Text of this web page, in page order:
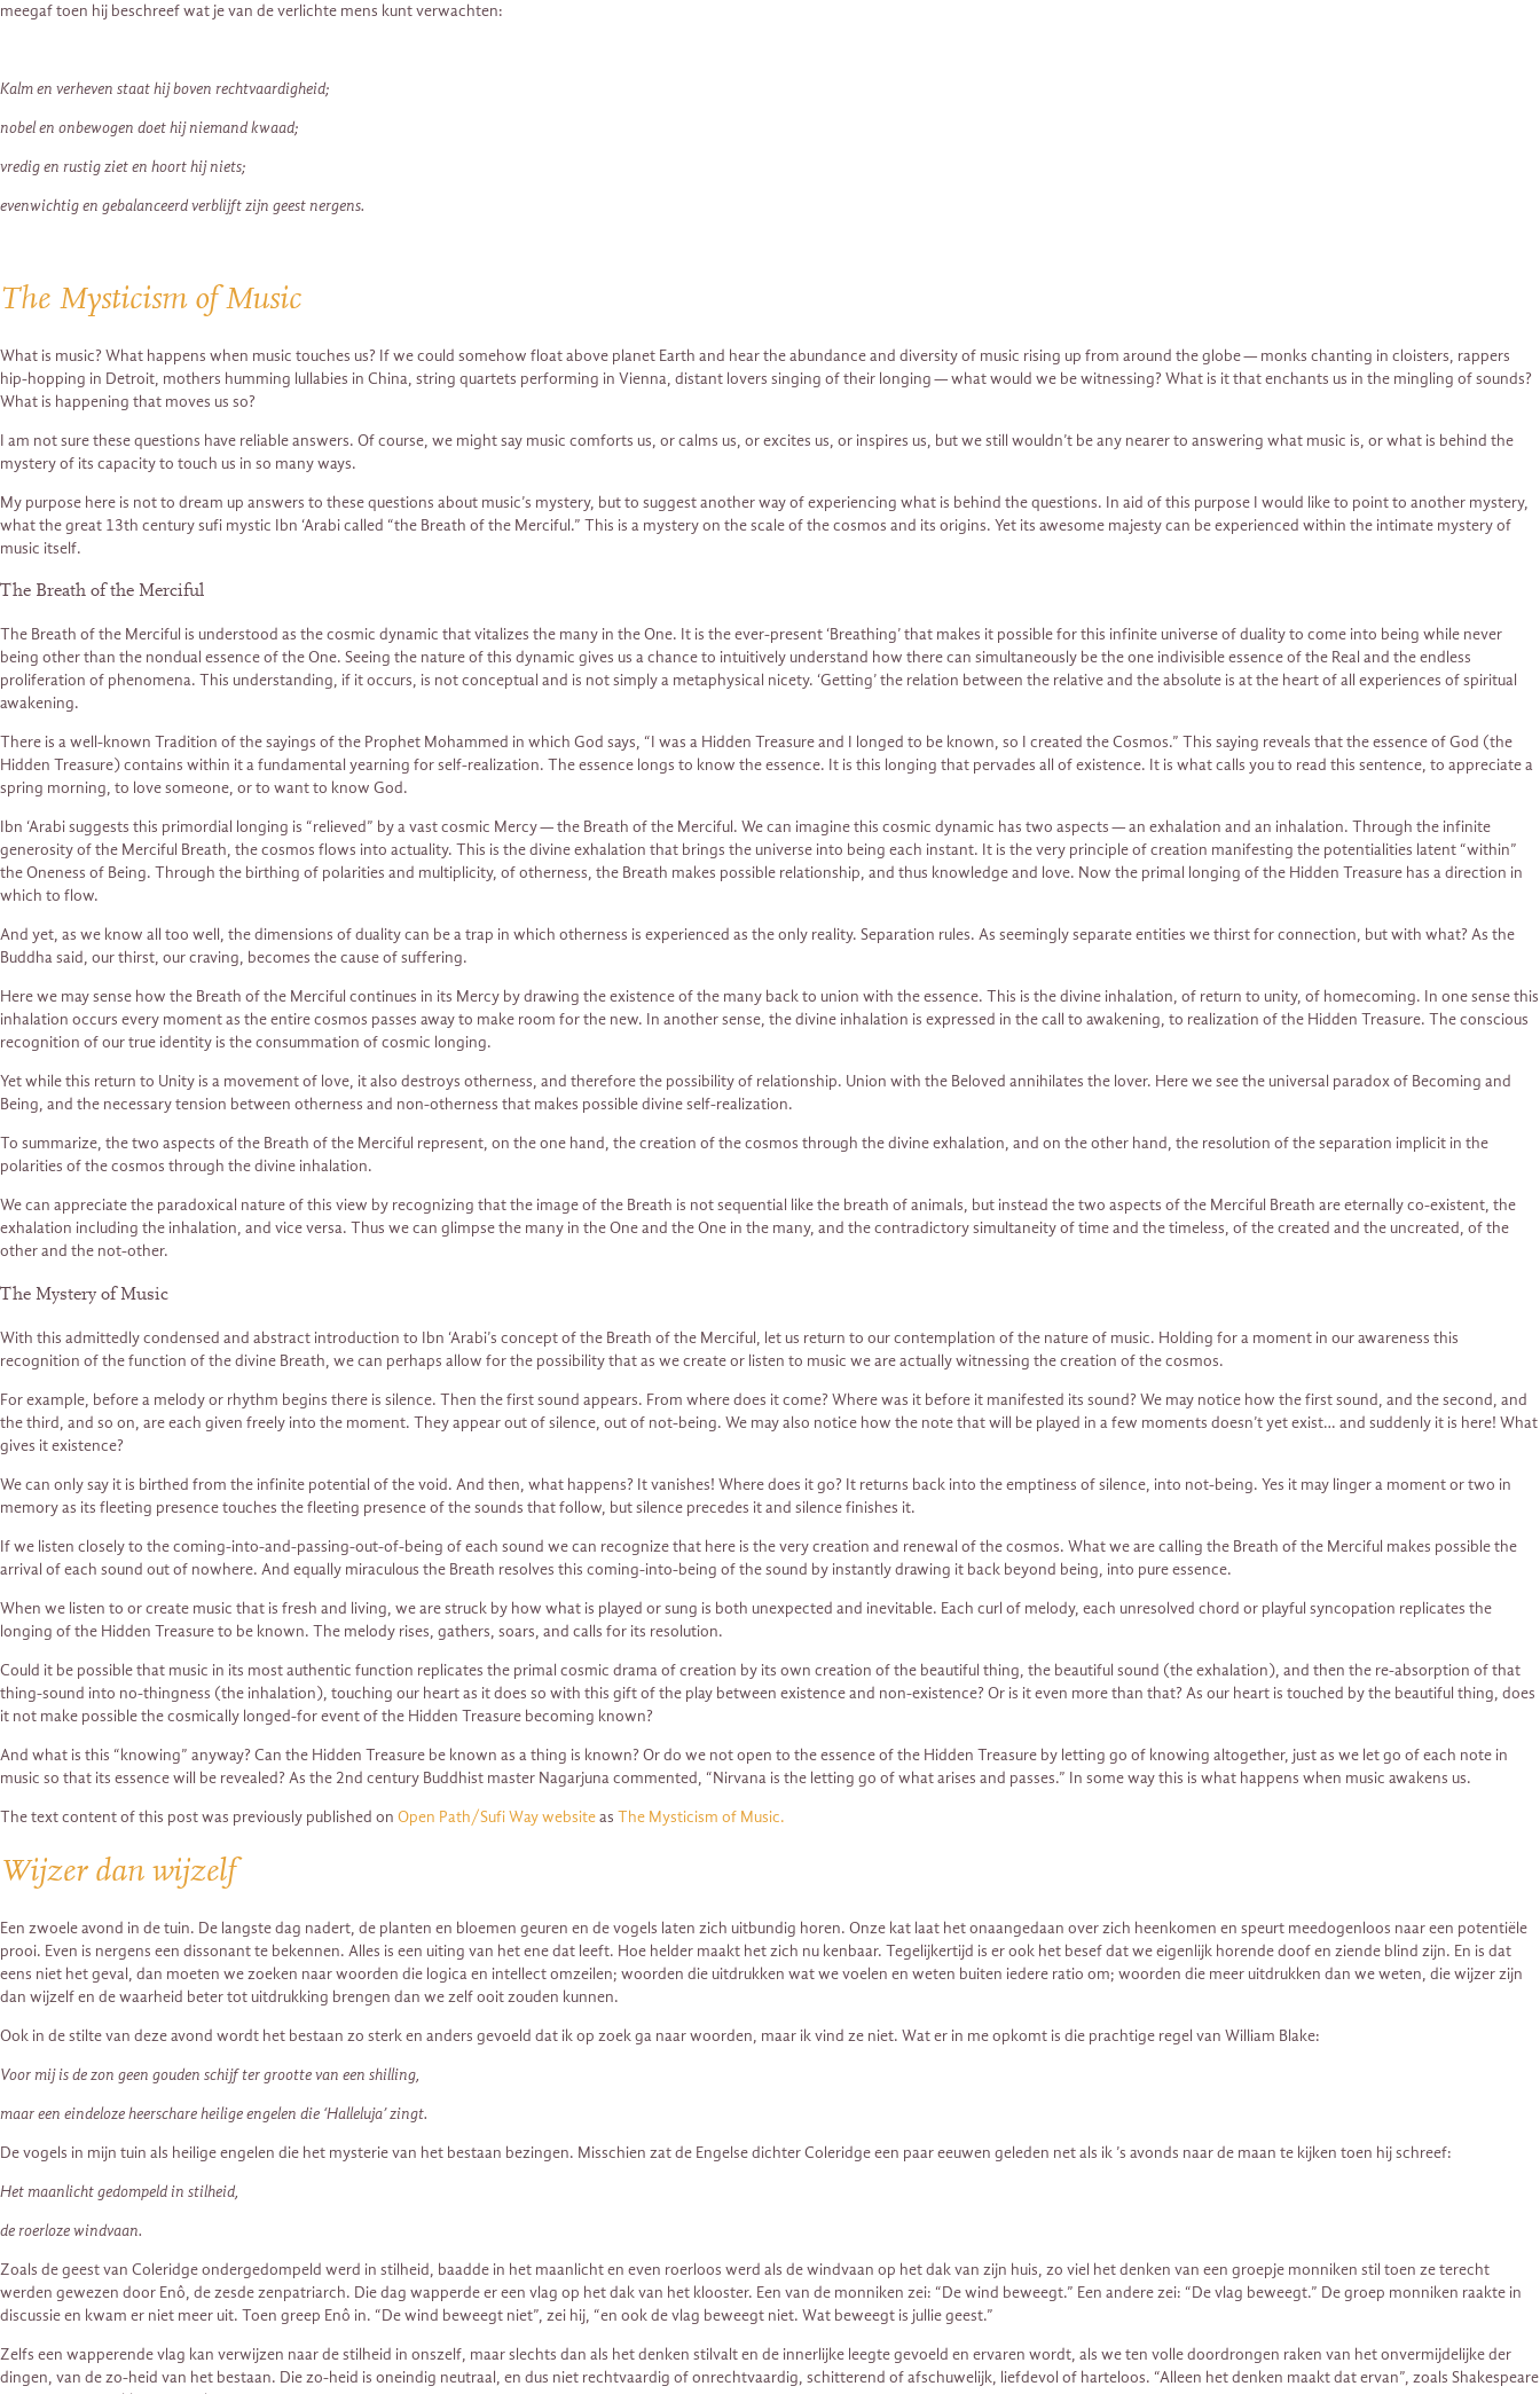
meegaf toen hij beschreef wat je van de verlichte mens kunt verwachten:
Kalm en verheven staat hij boven rechtvaardigheid;
nobel en onbewogen doet hij niemand kwaad;
vredig en rustig ziet en hoort hij niets;
evenwichtig en gebalanceerd verblijft zijn geest nergens.
The Mysticism of Music
What is music? What happens when music touches us? If we could somehow float above planet Earth and hear the abundance and diversity of music rising up from around the globe — monks chanting in cloisters, rappers
hip-hopping in Detroit, mothers humming lullabies in China, string quartets performing in Vienna, distant lovers singing of their longing — what would we be witnessing? What is it that enchants us in the mingling of sounds?
What is happening that moves us so?
I am not sure these questions have reliable answers. Of course, we might say music comforts us, or calms us, or excites us, or inspires us, but we still wouldn’t be any nearer to answering what music is, or what is behind the
mystery of its capacity to touch us in so many ways.
My purpose here is not to dream up answers to these questions about music’s mystery, but to suggest another way of experiencing what is behind the questions. In aid of this purpose I would like to point to another mystery,
what the great 13th century sufi mystic Ibn ‘Arabi called “the Breath of the Merciful.” This is a mystery on the scale of the cosmos and its origins. Yet its awesome majesty can be experienced within the intimate mystery of
music itself.
The Breath of the Merciful
The Breath of the Merciful is understood as the cosmic dynamic that vitalizes the many in the One. It is the ever-present ‘Breathing’ that makes it possible for this infinite universe of duality to come into being while never
being other than the nondual essence of the One. Seeing the nature of this dynamic gives us a chance to intuitively understand how there can simultaneously be the one indivisible essence of the Real and the endless
proliferation of phenomena. This understanding, if it occurs, is not conceptual and is not simply a metaphysical nicety. ‘Getting’ the relation between the relative and the absolute is at the heart of all experiences of spiritual
awakening.
There is a well-known Tradition of the sayings of the Prophet Mohammed in which God says, “I was a Hidden Treasure and I longed to be known, so I created the Cosmos.” This saying reveals that the essence of God (the
Hidden Treasure) contains within it a fundamental yearning for self-realization. The essence longs to know the essence. It is this longing that pervades all of existence. It is what calls you to read this sentence, to appreciate a
spring morning, to love someone, or to want to know God.
Ibn ‘Arabi suggests this primordial longing is “relieved” by a vast cosmic Mercy — the Breath of the Merciful. We can imagine this cosmic dynamic has two aspects — an exhalation and an inhalation. Through the infinite
generosity of the Merciful Breath, the cosmos flows into actuality. This is the divine exhalation that brings the universe into being each instant. It is the very principle of creation manifesting the potentialities latent “within”
the Oneness of Being. Through the birthing of polarities and multiplicity, of otherness, the Breath makes possible relationship, and thus knowledge and love. Now the primal longing of the Hidden Treasure has a direction in
which to flow.
And yet, as we know all too well, the dimensions of duality can be a trap in which otherness is experienced as the only reality. Separation rules. As seemingly separate entities we thirst for connection, but with what? As the
Buddha said, our thirst, our craving, becomes the cause of suffering.
Here we may sense how the Breath of the Merciful continues in its Mercy by drawing the existence of the many back to union with the essence. This is the divine inhalation, of return to unity, of homecoming. In one sense this
inhalation occurs every moment as the entire cosmos passes away to make room for the new. In another sense, the divine inhalation is expressed in the call to awakening, to realization of the Hidden Treasure. The conscious
recognition of our true identity is the consummation of cosmic longing.
Yet while this return to Unity is a movement of love, it also destroys otherness, and therefore the possibility of relationship. Union with the Beloved annihilates the lover. Here we see the universal paradox of Becoming and
Being, and the necessary tension between otherness and non-otherness that makes possible divine self-realization.
To summarize, the two aspects of the Breath of the Merciful represent, on the one hand, the creation of the cosmos through the divine exhalation, and on the other hand, the resolution of the separation implicit in the
polarities of the cosmos through the divine inhalation.
We can appreciate the paradoxical nature of this view by recognizing that the image of the Breath is not sequential like the breath of animals, but instead the two aspects of the Merciful Breath are eternally co-existent, the
exhalation including the inhalation, and vice versa. Thus we can glimpse the many in the One and the One in the many, and the contradictory simultaneity of time and the timeless, of the created and the uncreated, of the
other and the not-other.
The Mystery of Music
With this admittedly condensed and abstract introduction to Ibn ‘Arabi’s concept of the Breath of the Merciful, let us return to our contemplation of the nature of music. Holding for a moment in our awareness this
recognition of the function of the divine Breath, we can perhaps allow for the possibility that as we create or listen to music we are actually witnessing the creation of the cosmos.
For example, before a melody or rhythm begins there is silence. Then the first sound appears. From where does it come? Where was it before it manifested its sound? We may notice how the first sound, and the second, and
the third, and so on, are each given freely into the moment. They appear out of silence, out of not-being. We may also notice how the note that will be played in a few moments doesn’t yet exist… and suddenly it is here! What
gives it existence?
We can only say it is birthed from the infinite potential of the void. And then, what happens? It vanishes! Where does it go? It returns back into the emptiness of silence, into not-being. Yes it may linger a moment or two in
memory as its fleeting presence touches the fleeting presence of the sounds that follow, but silence precedes it and silence finishes it.
If we listen closely to the coming-into-and-passing-out-of-being of each sound we can recognize that here is the very creation and renewal of the cosmos. What we are calling the Breath of the Merciful makes possible the
arrival of each sound out of nowhere. And equally miraculous the Breath resolves this coming-into-being of the sound by instantly drawing it back beyond being, into pure essence.
When we listen to or create music that is fresh and living, we are struck by how what is played or sung is both unexpected and inevitable. Each curl of melody, each unresolved chord or playful syncopation replicates the
longing of the Hidden Treasure to be known. The melody rises, gathers, soars, and calls for its resolution.
Could it be possible that music in its most authentic function replicates the primal cosmic drama of creation by its own creation of the beautiful thing, the beautiful sound (the exhalation), and then the re-absorption of that
thing-sound into no-thingness (the inhalation), touching our heart as it does so with this gift of the play between existence and non-existence? Or is it even more than that? As our heart is touched by the beautiful thing, does
it not make possible the cosmically longed-for event of the Hidden Treasure becoming known?
And what is this “knowing” anyway? Can the Hidden Treasure be known as a thing is known? Or do we not open to the essence of the Hidden Treasure by letting go of knowing altogether, just as we let go of each note in
music so that its essence will be revealed? As the 2nd century Buddhist master Nagarjuna commented, “Nirvana is the letting go of what arises and passes.” In some way this is what happens when music awakens us.
The text content of this post was previously published on Open Path/Sufi Way websiteas The Mysticism of Music.
Wijzer dan wijzelf
Een zwoele avond in de tuin. De langste dag nadert, de planten en bloemen geuren en de vogels laten zich uitbundig horen. Onze kat laat het onaangedaan over zich heenkomen en speurt meedogenloos naar een potentiële
prooi. Even is nergens een dissonant te bekennen. Alles is een uiting van het ene dat leeft. Hoe helder maakt het zich nu kenbaar. Tegelijkertijd is er ook het besef dat we eigenlijk horende doof en ziende blind zijn. En is dat
eens niet het geval, dan moeten we zoeken naar woorden die logica en intellect omzeilen; woorden die uitdrukken wat we voelen en weten buiten iedere ratio om; woorden die meer uitdrukken dan we weten, die wijzer zijn
dan wijzelf en de waarheid beter tot uitdrukking brengen dan we zelf ooit zouden kunnen.
Ook in de stilte van deze avond wordt het bestaan zo sterk en anders gevoeld dat ik op zoek ga naar woorden, maar ik vind ze niet. Wat er in me opkomt is die prachtige regel van William Blake:
Voor mij is de zon geen gouden schijf ter grootte van een shilling,
maar een eindeloze heerschare heilige engelen die ‘Halleluja’ zingt.
De vogels in mijn tuin als heilige engelen die het mysterie van het bestaan bezingen. Misschien zat de Engelse dichter Coleridge een paar eeuwen geleden net als ik ’s avonds naar de maan te kijken toen hij schreef:
Het maanlicht gedompeld in stilheid,
de roerloze windvaan.
Zoals de geest van Coleridge ondergedompeld werd in stilheid, baadde in het maanlicht en even roerloos werd als de windvaan op het dak van zijn huis, zo viel het denken van een groepje monniken stil toen ze terecht
werden gewezen door Enô, de zesde zenpatriarch. Die dag wapperde er een vlag op het dak van het klooster. Een van de monniken zei: “De wind beweegt.” Een andere zei: “De vlag beweegt.” De groep monniken raakte in
discussie en kwam er niet meer uit. Toen greep Enô in. “De wind beweegt niet”, zei hij, “en ook de vlag beweegt niet. Wat beweegt is jullie geest.”
Zelfs een wapperende vlag kan verwijzen naar de stilheid in onszelf, maar slechts dan als het denken stilvalt en de innerlijke leegte gevoeld en ervaren wordt, als we ten volle doordrongen raken van het onvermijdelijke der
dingen, van de zo-heid van het bestaan. Die zo-heid is oneindig neutraal, en dus niet rechtvaardig of onrechtvaardig, schitterend of afschuwelijk, liefdevol of harteloos. “Alleen het denken maakt dat ervan”, zoals Shakespeare